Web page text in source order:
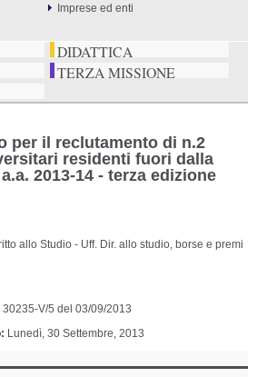
DIDATTICA
TERZA MISSIONE
Imprese ed enti
per il reclutamento di n.2
residenti fuori dalla
2013-14 - terza edizione
allo Studio - Uff. Dir. allo studio, borse e premi
V/5 del 03/09/2013
Lunedì, 30 Settembre, 2013